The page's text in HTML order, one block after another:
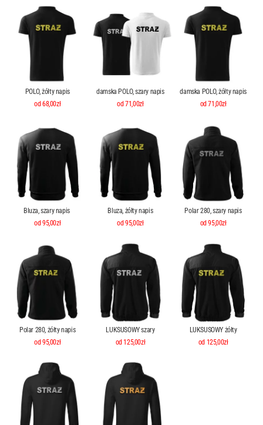
POLO, żółty napis
od 68,00zł
damska POLO, szary napis
od 71,00zł
damska POLO, żółty napis
od 71,00zł
Bluza, szary napis
od 95,00zł
Bluza, żółty napis
od 95,00zł
Polar 280, szary napis
od 95,00zł
Polar 280, żółty napis
od 95,00zł
LUKSUSOWY szary
od 125,00zł
LUKSUSOWY żółty
od 125,00zł